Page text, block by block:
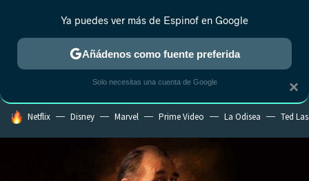
ESTRENOS REALITY ANIME RANKINGS CINE
HOY SE HABLA DE
Netflix Disney Marvel Prime Video La Odisea Ted
×
Ya puedes ver más de Espinof en Google
Añádenos como fuente preferida
Solo necesitas una cuenta de Google